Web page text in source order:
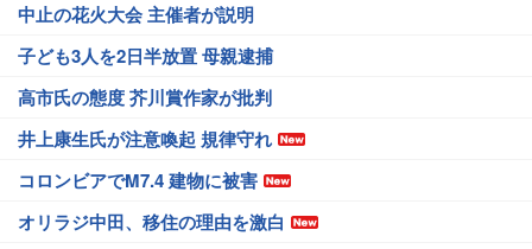
中止の花火大会 主催者が説明
子ども3人を2日半放置 母親逮捕
高市氏の態度 芥川賞作家が批判
井上康生氏が注意喚起 規律守れ
コロンビアでM7.4 建物に被害
オリラジ中田、移住の理由を激白